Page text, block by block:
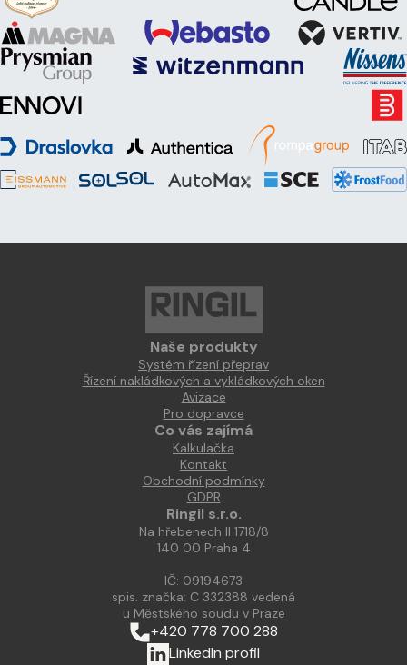
Naše produkty
Systém řízení přeprav
Řízení nakládkových a vykládkových oken
Avizace
Pro dopravce
Co vás zajímá
Kalkulačka
Kontakt
Obchodní podmínky
GDPR
Ringil s.r.o.
Na hřebenech II 1718/8
140 00 Praha 4
IČ: 09194673
spis. značka: C 332388 vedená
u Městského soudu v Praze
+420 778 700 288
LinkedIn profil